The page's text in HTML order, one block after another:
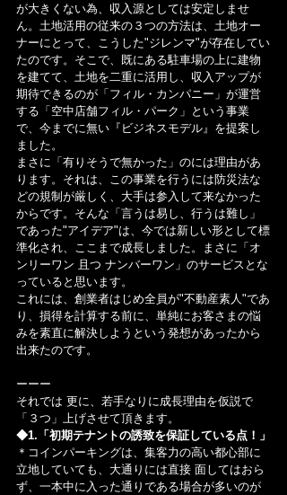
が大きくない為、収入源としては安定しませ
ん。土地活用の従来の３つの方法は、土地オー
ナーにとって、こうした"ジレンマ"が存在してい
たのです。そこで、既にある駐車場の上に建物
を建てて、土地を二重に活用し、収入アップが
期待できるのが「フィル・カンパニー」が運営
する「空中店舗フィル・パーク」という事業
で、今までに無い『ビジネスモデル』を提案し
ました。
まさに「有りそうで無かった」のには理由があ
ります。それは、この事業を行うには防災法な
どの規制が厳しく、大手は参入して来なかった
からです。そんな「言うは易し、行うは難し」
であった"アイデア"は、今では新しい形として標
準化され、ここまで成長しました。まさに「オ
ンリーワン 且つ ナンバーワン」のサービスとな
っていると思います。
これには、創業者はじめ全員が"不動産素人"であ
り、損得を計算する前に、単純にお客さまの悩
みを素直に解決しようという発想があったから
出来たのです。
ーーー
それでは 更に、若手なりに成長理由を仮説で
「３つ」上げさせて頂きます。
◆1.「初期テナントの誘致を保証している点！」
＊コインパーキングは、集客力の高い都心部に
立地していても、大通りには直接 面してはおら
ず、一本中に入った通りである場合が多いのが